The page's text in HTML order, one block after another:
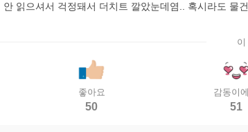
읽으셔서 걱정돼서 더치트 깔았눈데염.. 혹시라도 물
좋아요
50
감동이
51